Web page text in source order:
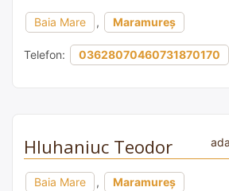
Baia Mare , Maramureș
Telefon: 03628070460731870170
Hluhaniuc Teodor
Baia Mare , Maramureș